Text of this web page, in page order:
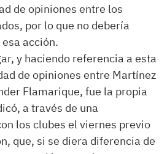
de opiniones entre los
por lo que no debería
acción.
y haciendo referencia a esta
de opiniones entre Martínez
Flamarique, fue la propia
a través de una
los clubes el viernes previo
que, si se diera diferencia de